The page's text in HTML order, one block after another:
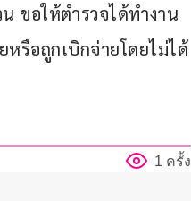
ขอให้ตำรวจได้ทำงาน
รือถูกเบิกจ่ายโดยไม่ได้
1 ครั้ง